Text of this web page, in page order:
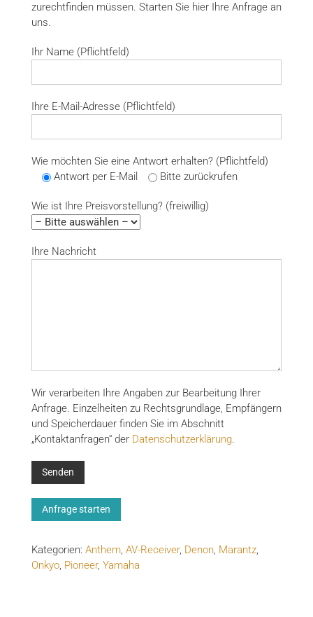
zurechtfinden müssen. Starten Sie hier Ihre Anfrage an
uns.
Ihr Name (Pflichtfeld)
Ihre E-Mail-Adresse (Pflichtfeld)
Wie möchten Sie eine Antwort erhalten? (Pflichtfeld)
Antwort per E-Mail
Bitte zurückrufen
Wie ist Ihre Preisvorstellung? (freiwillig)
Ihre Nachricht
Wir verarbeiten Ihre Angaben zur Bearbeitung Ihrer
Anfrage. Einzelheiten zu Rechtsgrundlage, Empfängern
und Speicherdauer finden Sie im Abschnitt
„Kontaktanfragen“ der Datenschutzerklärung.
Anfrage starten
Kategorien: Anthem, AV-Receiver, Denon, Marantz,
Onkyo, Pioneer, Yamaha